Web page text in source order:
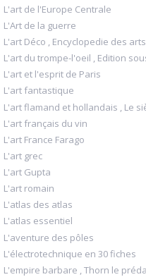
L'art de l'Europe Centrale
L'Art de la guerre
L'art Déco , Encyclopedie des
L'art du trompe-l'oeil , Edition
L'art et l'esprit de Paris
L'art fantastique
L'art flamand et hollandais , Le
L'art français du vin
L'art France Farago
L'art grec
L'art Gupta
L'art romain
L'atlas des atlas
L'atlas essentiel
L'aventure des pôles
L'électrotechnique en 30 fiches
L'empire barbare , Thorn le